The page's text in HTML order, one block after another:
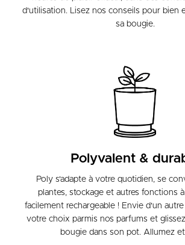
d'utilisation. Lisez nos conseils pour bien
sa bougie.
Polyvalent &
Poly s'adapte à votre quotidien, se
plantes, stockage et autres fonctions
facilement rechargeable ! Envie d'un
votre choix parmis nos parfums et
bougie dans son pot. Allumez